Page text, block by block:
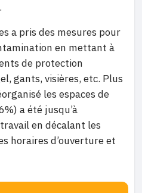
a pris des mesures pour
en mettant à
de protection
gants, visières, etc. Plus
les espaces de
a été jusqu’à
en décalant les
horaires d’ouverture et